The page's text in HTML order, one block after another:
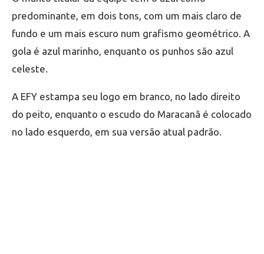
predominante, em dois tons, com um mais claro de
fundo e um mais escuro num grafismo geométrico. A
gola é azul marinho, enquanto os punhos são azul
celeste.
A EFY estampa seu logo em branco, no lado direito
do peito, enquanto o escudo do Maracanã é colocado
no lado esquerdo, em sua versão atual padrão.